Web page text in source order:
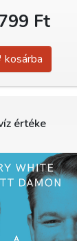
Ft
kosárba
értéke